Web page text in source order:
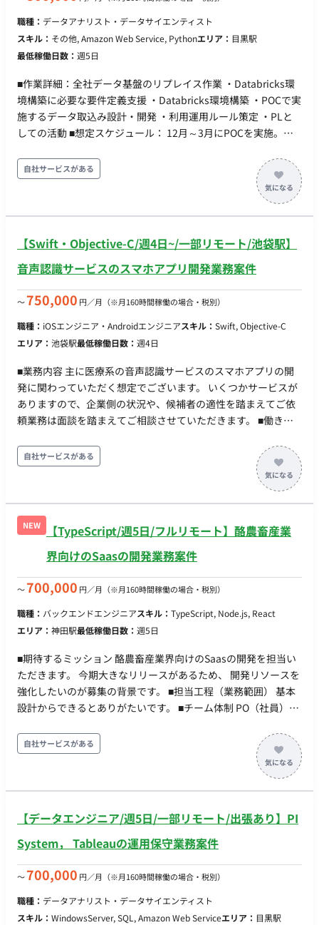
開発を進める組織です ・初めて経験するスキルなどは、ペアプ
ロ・モブプロなど行います ■参画開始日 即日、応相談 ■働き方
・10:00~19:00、平日週5日 ・週3日(月火金)出社、週2日リモー
職種： データアナリスト・データサイエンティスト
スキル： その他, Amazon Web Service, Pythonエリア： 目黒駅
最低稼働日数： 週5日
■作業詳細：全社データ基盤のリプレイス作業 ・Databricks環
境構築に必要な要件定義支援 ・Databricks環境構築 ・POCで実
施するデータ取込み設計・開発 ・利用運用ルール策定 ・PLと
しての活動 ■想定スケジュール： 12月～3月にPOCを実施。
年12月～2025年3月 ※以降延長の可能性あり ■勤務地：テレ
ワーク併用（割合：半々程度。目黒もしくは飯田橋) ■面談回
自社サービスがある
【Swift・Objective-C/週4日~/一部リモート/池袋駅】
音声認識サービスのスマホアプリ開発業務案件
〜750,000 円／月 （※月160時間稼働の場合・税別）
職種： iOSエンジニア・Androidエンジニアスキル： Swift, Objective-C
エリア： 池袋駅最低稼働日数： 週4日
■業務内容 主に医療系の音声認識サービスのスマホアプリの開
発に関わっていただく想定でございます。 いくつかサービスが
ありますので、企業側の状況や、候補者の適性を踏まえてご依
頼業務は面談を踏まえてご相談させていただきます。 ■働き方
モート：併用可
自社サービスがある
NEW
【TypeScript/週5日/フルリモート】酪農畜産業
界向けのSaasの開発業務案件
〜700,000 円／月 （※月160時間稼働の場合・税別）
職種： バックエンドエンジニアスキル： TypeScript, Node.js, React
エリア： 神田駅最低稼働日数： 週5日
■期待するミッション 酪農畜産業界向けのSaasの開発を担当い
ただきます。 今期大きなリリースがあるため、 開発リソースを
強化したいのが募集の背景です。 ■担当工程（業務範囲） 基本
設計からできるとありがたいです。 ■チーム体制 PO（社員）
エンジニア ■業務の流れ アジャイル開発(スクラム) スプリント
は2週間です。 デイリーMTGが平日10時に出れるのであれば、
言語: Javascript, Typescript ・ライブラリ: Next.js, express,
Amazon Lambda, Amazon S3, Amazon API Gateway, Amazon
RDS, Amazon Cognito, Amazon EC2 ・IaaC：AWS CDK ・その
他開発ツール：Docker, Git, mlx ■リモート稼働について フルリ
モートにてご稼働いただけます。 ■働き方 稼働時間帯は不問で
談事項があり、ディスカッションを行う場合は日中に実施させ
ていただきます。 PC：持参（OS指定なし）
自社サービスがある
【データエンジニア/週5日/一部リモート/出張あり】PI
System， Tableauの運用保守業務案件
〜700,000 円／月 （※月160時間稼働の場合・税別）
職種： データアナリスト・データサイエンティスト
スキル： WindowsServer, SQL, Amazon Web Serviceエリア： 目黒駅